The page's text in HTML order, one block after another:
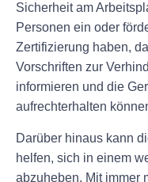
Sicherheit am
Personen ein oder
Zertifizierung haben,
Vorschriften zur
informieren und die
aufrechterhalten
Darüber hinaus kann
helfen, sich in einem
abzuheben. Mit immer